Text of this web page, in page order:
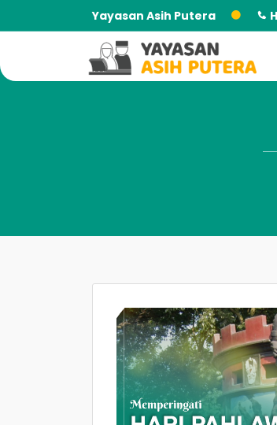
Yayasan Asih Putera